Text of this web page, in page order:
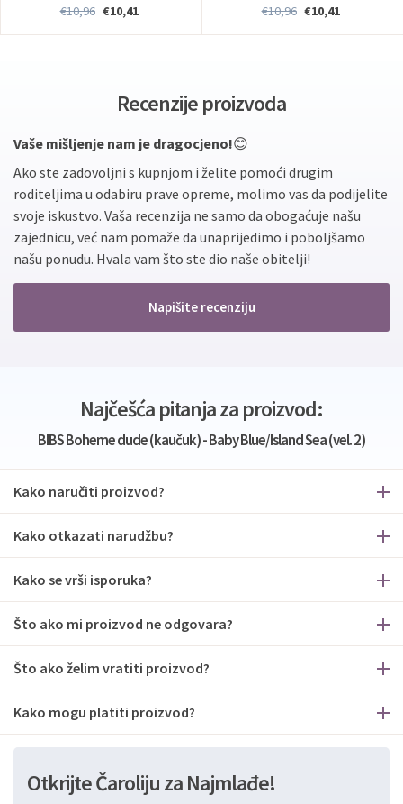
€10,96 €10,41 €10,96 €10,41
Recenzije proizvoda
Vaše mišljenje nam je dragocjeno!😊
Ako ste zadovoljni s kupnjom i želite pomoći drugim
roditeljima u odabiru prave opreme, molimo vas da podijelite
svoje iskustvo. Vaša recenzija ne samo da obogaćuje našu
zajednicu, već nam pomaže da unaprijedimo i poboljšamo
našu ponudu. Hvala vam što ste dio naše obitelji!
Napišite recenziju
Najčešća pitanja za proizvod:
BIBS Boheme dude (kaučuk) - Baby Blue/Island Sea (vel. 2)
Kako naručiti proizvod?
Kako otkazati narudžbu?
Kako se vrši isporuka?
Što ako mi proizvod ne odgovara?
Što ako želim vratiti proizvod?
Kako mogu platiti proizvod?
Otkrijte Čaroliju za Najmlađe!